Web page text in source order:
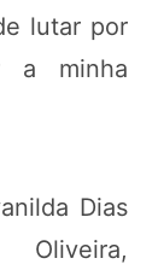
lutar por
a minha
Dias